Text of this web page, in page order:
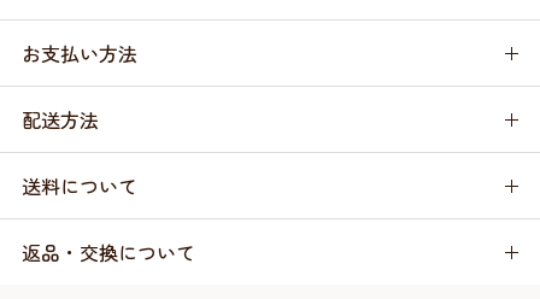
お支払い方法
配送方法
送料について
返品・交換について